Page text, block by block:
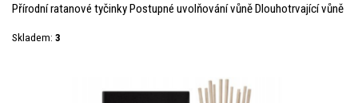
Přírodní ratanové tyčinky Postupné uvolňování vůně Dlouhotrvající vůně
Skladem: 3